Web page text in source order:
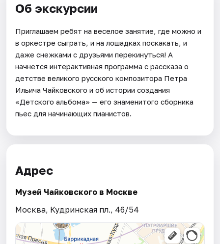
Об экскурсии
Приглашаем ребят на веселое занятие, где можно и
в оркестре сыграть, и на лошадках поскакать, и
даже снежками с друзьями перекинуться! А
начнется интерактивная программа с рассказа о
детстве великого русского композитора Петра
Ильича Чайковского и об истории создания
«Детского альбома» — его знаменитого сборника
пьес для начинающих пианистов.
Адрес
Музей Чайковского в Москве
Москва, Кудринская пл., 46/54